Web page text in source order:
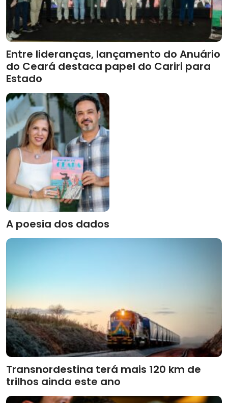
Entre lideranças, lançamento do Anuário
do Ceará destaca papel do Cariri para
Estado
A poesia dos dados
Transnordestina terá mais 120 km de
trilhos ainda este ano